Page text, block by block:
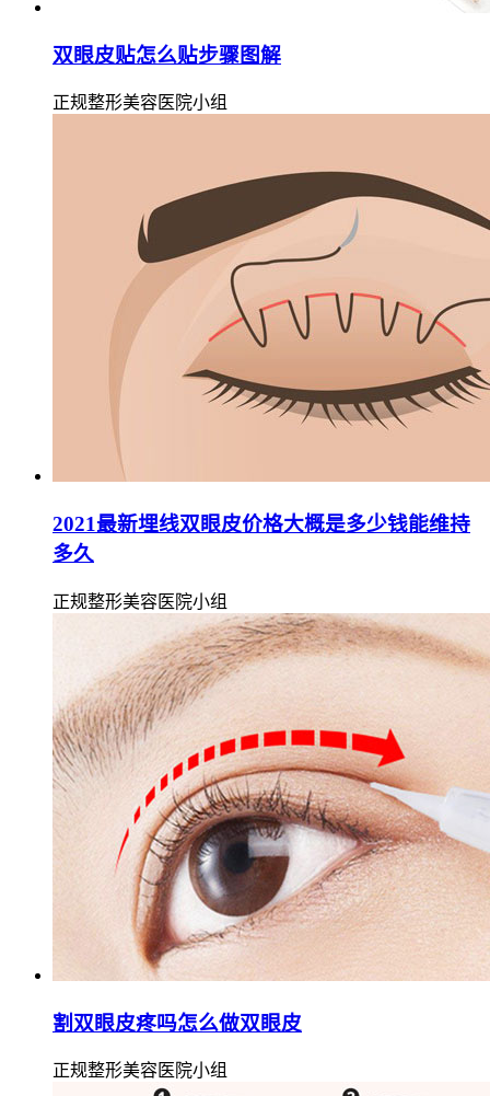
双眼皮贴怎么贴步骤图解
正规整形美容医院小组
2021最新埋线双眼皮价格大概是多少钱能维持
多久
正规整形美容医院小组
割双眼皮疼吗怎么做双眼皮
正规整形美容医院小组